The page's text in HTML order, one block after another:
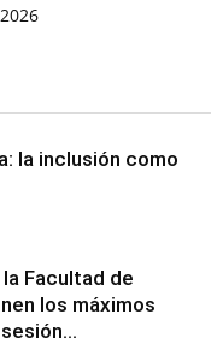
la inclusión como
Facultad de
los máximos